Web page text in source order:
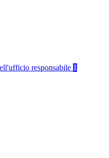
responsabile 1